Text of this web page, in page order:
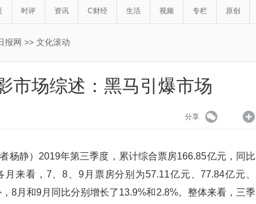
时评 资讯 C财经 生活 视频 专栏 原创
报网 >> 文化滚动
市场综述：黑马引爆市场
分享
杨静）2019年第三季度，累计综合票房166.85亿元，同比
来看，7、8、9月票房分别为57.11亿元、77.84亿元、
8月和9月同比分别增长了13.9%和2.8%。整体来看，三季